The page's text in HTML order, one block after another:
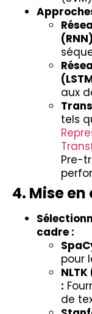
aux
tels
Pre-
4. Mise
cadre :
pour
:
de